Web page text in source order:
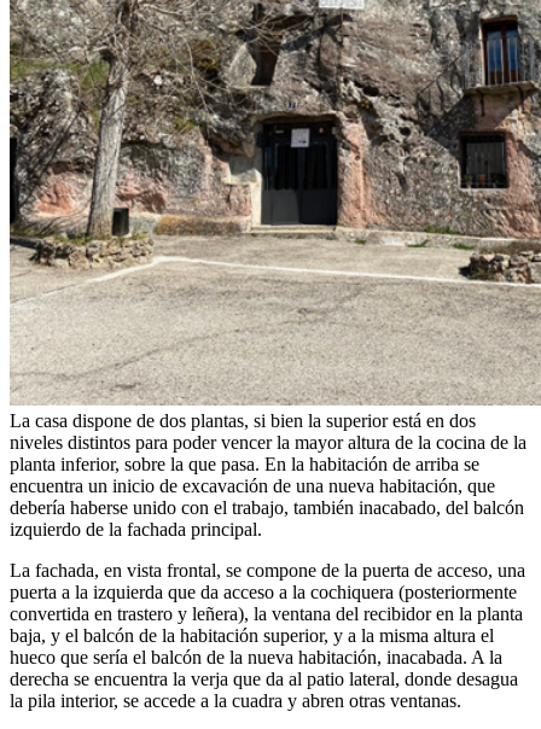
La casa dispone de dos plantas, si bien la superior está en dos
niveles distintos para poder vencer la mayor altura de la cocina de la
planta inferior, sobre la que pasa. En la habitación de arriba se
encuentra un inicio de excavación de una nueva habitación, que
debería haberse unido con el trabajo, también inacabado, del balcón
izquierdo de la fachada principal.
La fachada, en vista frontal, se compone de la puerta de acceso, una
puerta a la izquierda que da acceso a la cochiquera (posteriormente
convertida en trastero y leñera), la ventana del recibidor en la planta
baja, y el balcón de la habitación superior, y a la misma altura el
hueco que sería el balcón de la nueva habitación, inacabada. A la
derecha se encuentra la verja que da al patio lateral, donde desagua
la pila interior, se accede a la cuadra y abren otras ventanas.